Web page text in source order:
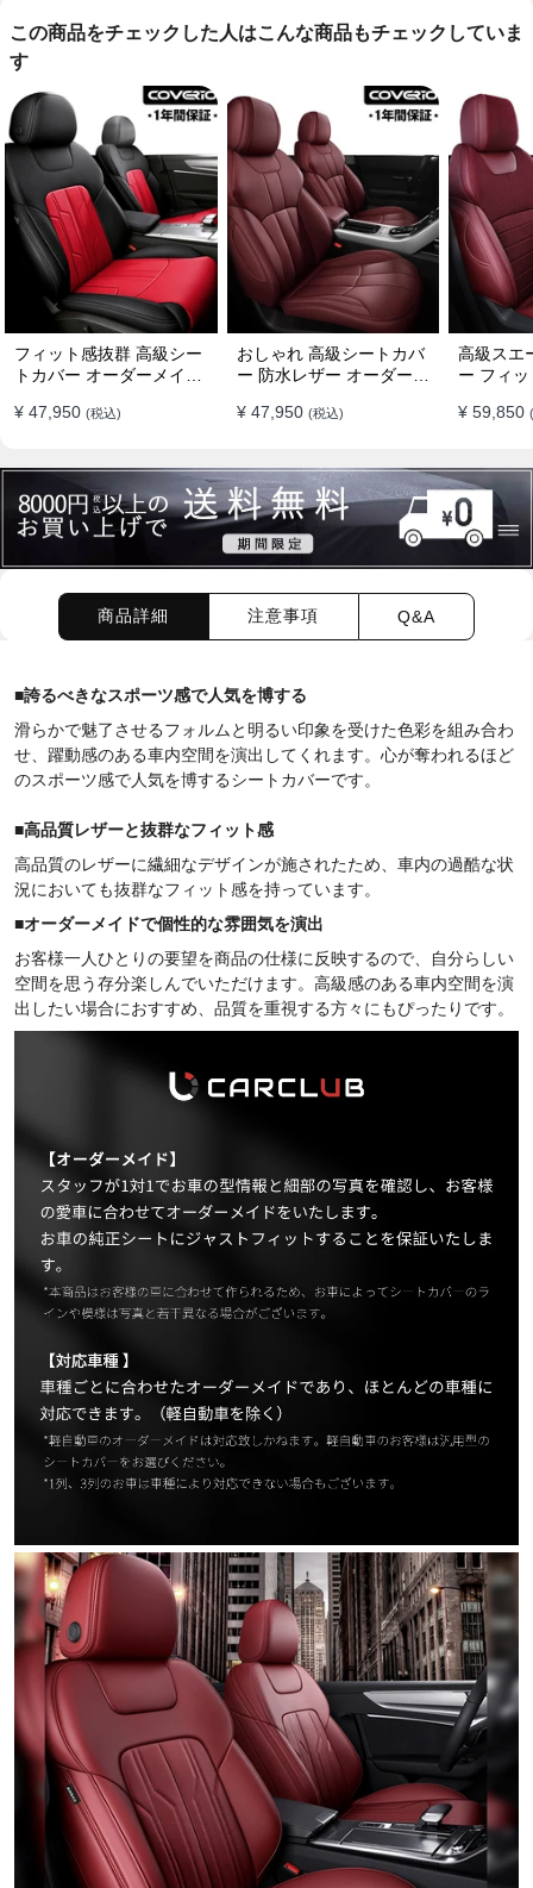
この商品をチェックした人はこんな商品もチェックしていま
す
フィット感抜群 高級シー
トカバー オーダーメイド
全席セット
¥ 47,950 (税込)
おしゃれ 高級シートカバ
ー 防水レザー オーダーメ
全席セット
¥ 47,950 (税込)
高級スエ
ー フィ
全席セッ
¥ 59,850
商品詳細 注意事項 Q&A
■誇るべきなスポーツ感で人気を博する
滑らかで魅了させるフォルムと明るい印象を受けた色彩を組み合わ
せ、躍動感のある車内空間を演出してくれます。心が奪われるほど
のスポーツ感で人気を博するシートカバーです。
■高品質レザーと抜群なフィット感
高品質のレザーに繊細なデザインが施されたため、車内の過酷な状
況においても抜群なフィット感を持っています。
■オーダーメイドで個性的な雰囲気を演出
お客様一人ひとりの要望を商品の仕様に反映するので、自分らしい
空間を思う存分楽しんでいただけます。高級感のある車内空間を演
出したい場合におすすめ、品質を重視する方々にもぴったりです。